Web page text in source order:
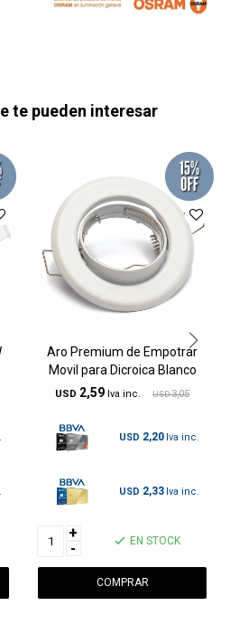
te pueden interesar
Aro Premium de Empotrar
Movil para Dicroica Blanco
USD 2,59 USD 3,05
USD 2,20
USD 2,33
+
-
EN STOCK